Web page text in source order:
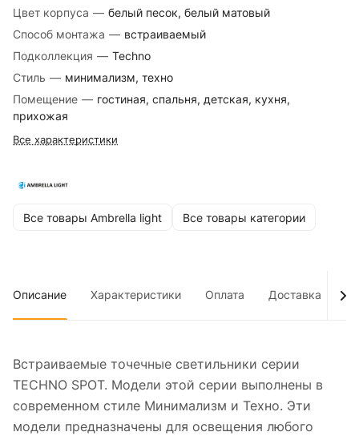
Цвет корпуса — белый песок, белый матовый
Способ монтажа — встраиваемый
Подколлекция — Techno
Стиль — минимализм, техно
Помещение — гостиная, спальня, детская, кухня,
прихожая
Все характеристики
Все товары Ambrella light Все товары категории
Описание Характеристики Оплата Доставка
Встраиваемые точечные светильники серии
TECHNO SPOT. Модели этой серии выполнены в
современном стиле Минимализм и Техно. Эти
модели предназначены для освещения любого